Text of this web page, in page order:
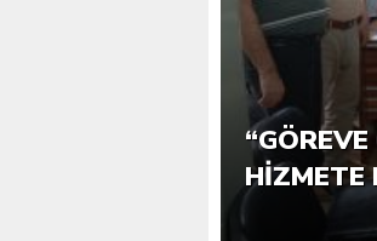
SUYU
HIZMETE